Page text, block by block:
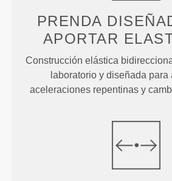
PRENDA
APORTAR
Construcción elástica
laboratorio y diseñada para
aceleraciones repentinas y